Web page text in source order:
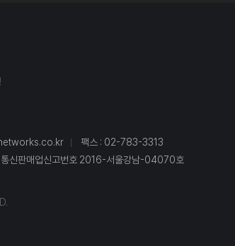
팩스 : 02-783-3313
통신판매업신고번호 2016-서울강남-04070호